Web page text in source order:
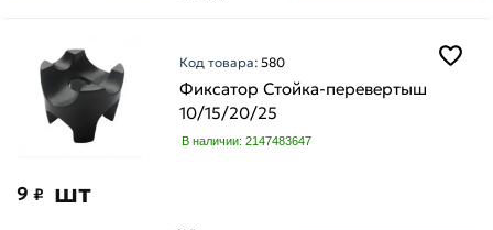
Код товара:580
Фиксатор Стойка-перевертыш
10/15/20/25
В наличии: 2147483647
9 ₽ шт